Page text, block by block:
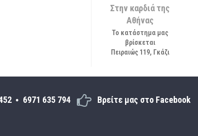
Στην καρδιά της
Αθήνας
Το κατάστημα μας
βρίσκεται
Πειραιώς 119, Γκάζι
6971 635 794 Βρείτε μας στο Facebook